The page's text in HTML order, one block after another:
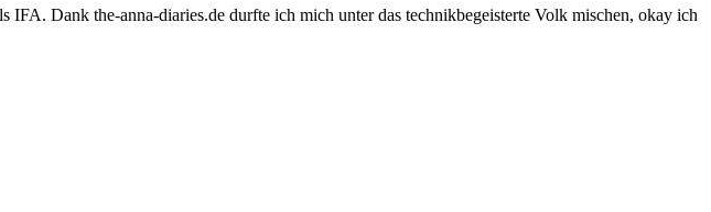
Dank the-anna-diaries.de durfte ich mich unter das technikbegeisterte Volk mischen, okay ich